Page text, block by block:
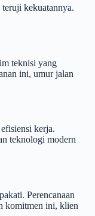
kekuatannya.
teknisi yang
ini, umur jalan
kerja.
teknologi modern
Perencanaan
komitmen ini, klien